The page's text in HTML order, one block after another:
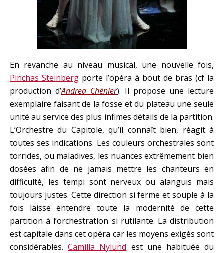
En revanche au niveau musical, une nouvelle fois,
Pinchas Steinberg porte l’opéra à bout de bras (cf la
production d’Andrea Chénier). Il propose une lecture
exemplaire faisant de la fosse et du plateau une seule
unité au service des plus infimes détails de la partition.
L’Orchestre du Capitole, qu’il connaît bien, réagit à
toutes ses indications. Les couleurs orchestrales sont
torrides, ou maladives, les nuances extrêmement bien
dosées afin de ne jamais mettre les chanteurs en
difficulté, les tempi sont nerveux ou alanguis mais
toujours justes. Cette direction si ferme et souple à la
fois laisse entendre toute la modernité de cette
partition à l’orchestration si rutilante. La distribution
est capitale dans cet opéra car les moyens exigés sont
considérables.Camilla Nylund est une habituée du